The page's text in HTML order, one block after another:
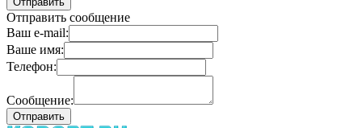
Отправить сообщение
Ваш e-mail:
Ваше имя:
Телефон:
Сообщение: